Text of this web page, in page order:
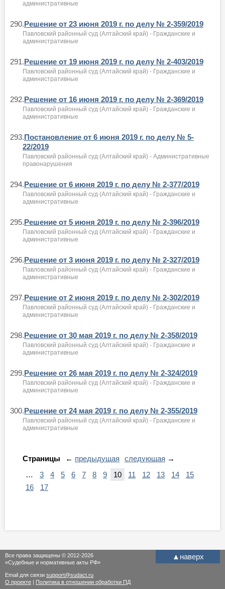
административные
290.Решение от 23 июня 2019 г. по делу № 2-359/2019
Павловский районный суд (Алтайский край) - Гражданские и
административные
291.Решение от 19 июня 2019 г. по делу № 2-403/2019
Павловский районный суд (Алтайский край) - Гражданские и
административные
292.Решение от 16 июня 2019 г. по делу № 2-369/2019
Павловский районный суд (Алтайский край) - Гражданские и
административные
293.Постановление от 6 июня 2019 г. по делу № 5-
22/2019
Павловский районный суд (Алтайский край) - Административные
правонарушения
294.Решение от 6 июня 2019 г. по делу № 2-377/2019
Павловский районный суд (Алтайский край) - Гражданские и
административные
295.Решение от 5 июня 2019 г. по делу № 2-396/2019
Павловский районный суд (Алтайский край) - Гражданские и
административные
296.Решение от 3 июня 2019 г. по делу № 2-327/2019
Павловский районный суд (Алтайский край) - Гражданские и
административные
297.Решение от 2 июня 2019 г. по делу № 2-302/2019
Павловский районный суд (Алтайский край) - Гражданские и
административные
298.Решение от 30 мая 2019 г. по делу № 2-358/2019
Павловский районный суд (Алтайский край) - Гражданские и
административные
299.Решение от 26 мая 2019 г. по делу № 2-324/2019
Павловский районный суд (Алтайский край) - Гражданские и
административные
300.Решение от 24 мая 2019 г. по делу № 2-355/2019
Павловский районный суд (Алтайский край) - Гражданские и
административные
Страницы ← предыдущая следующая →
…
3 4 5 6 7 8 9 10 11 12 13 14
15
16
17
▲ наверх
Все права защищены © 2012-2026
«Судебные и нормативные акты РФ»
Email для связи support@sudact.ru
О проекте | Политика в отношении обработки ПД